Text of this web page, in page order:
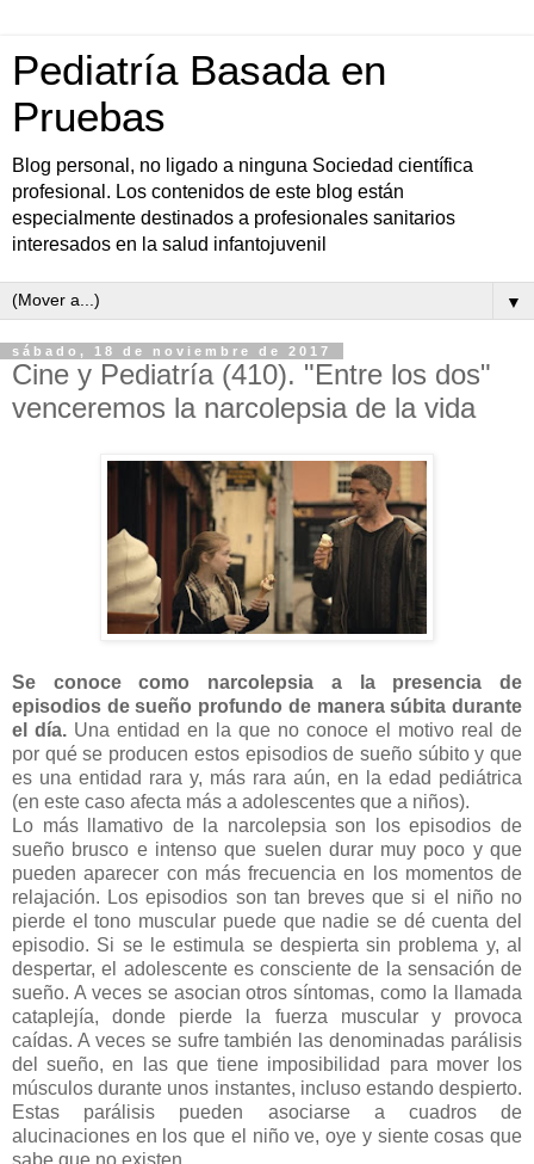
Pediatría Basada en
Pruebas
Blog personal, no ligado a ninguna Sociedad científica
profesional. Los contenidos de este blog están
especialmente destinados a profesionales sanitarios
interesados en la salud infantojuvenil
▼
sábado, 18 de noviembre de 2017
Cine y Pediatría (410). "Entre los dos"
venceremos la narcolepsia de la vida
Se conoce como narcolepsia a la presencia de
episodios de sueño profundo de manera súbita durante
el día. Una entidad en la que no conoce el motivo real de
por qué se producen estos episodios de sueño súbito y que
es una entidad rara y, más rara aún, en la edad pediátrica
(en este caso afecta más a adolescentes que a niños).
Lo más llamativo de la narcolepsia son los episodios de
sueño brusco e intenso que suelen durar muy poco y que
pueden aparecer con más frecuencia en los momentos de
relajación. Los episodios son tan breves que si el niño no
pierde el tono muscular puede que nadie se dé cuenta del
episodio. Si se le estimula se despierta sin problema y, al
despertar, el adolescente es consciente de la sensación de
sueño. A veces se asocian otros síntomas, como la llamada
cataplejía, donde pierde la fuerza muscular y provoca
caídas. A veces se sufre también las denominadas parálisis
del sueño, en las que tiene imposibilidad para mover los
músculos durante unos instantes, incluso estando despierto.
Estas parálisis pueden asociarse a cuadros de
alucinaciones en los que el niño ve, oye y siente cosas que
sabe que no existen.